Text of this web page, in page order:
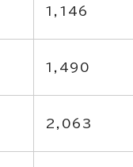
1,146
1,490
2,063